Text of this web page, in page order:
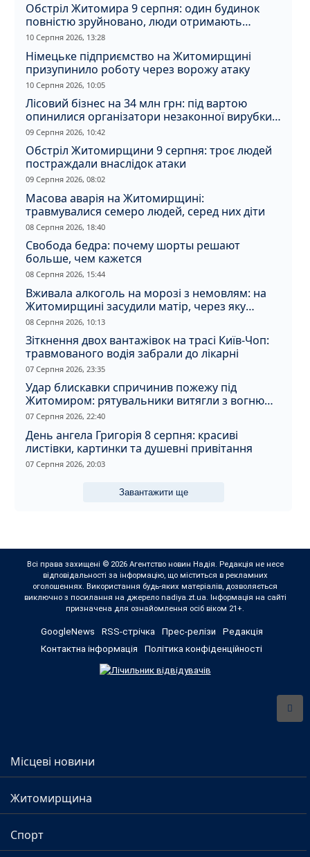
Обстріл Житомира 9 серпня: один будинок
повністю зруйновано, люди отримають
компенсацію
10 Серпня 2026, 13:28
Німецьке підприємство на Житомирщині
призупинило роботу через ворожу атаку
10 Серпня 2026, 10:05
Лісовий бізнес на 34 млн грн: під вартою
опинилися організатори незаконної вирубки
на Житомирщині
09 Серпня 2026, 10:42
Обстріл Житомирщини 9 серпня: троє людей
постраждали внаслідок атаки
09 Серпня 2026, 08:02
Масова аварія на Житомирщині:
травмувалися семеро людей, серед них діти
08 Серпня 2026, 18:40
Свобода бедра: почему шорты решают
больше, чем кажется
08 Серпня 2026, 15:44
Вживала алкоголь на морозі з немовлям: на
Житомирщині засудили матір, через яку
дитина отримала обмороження
08 Серпня 2026, 10:13
Зіткнення двох вантажівок на трасі Київ-Чоп:
травмованого водія забрали до лікарні
07 Серпня 2026, 23:35
Удар блискавки спричинив пожежу під
Житомиром: рятувальники витягли з вогню
кота
07 Серпня 2026, 22:40
День ангела Григорія 8 серпня: красиві
листівки, картинки та душевні привітання
07 Серпня 2026, 20:03
Завантажити ще
Всі права захищені © 2026 Агентство новин Надія. Редакція не несе
відповідальності за інформацію, що міститься в рекламних
оголошеннях. Використання будь-яких матеріалів, дозволяється
виключно з посилання на джерело nadiya.zt.ua. Інформація на сайті
призначена для ознайомлення осіб віком 21+.
GoogleNews RSS-стрічка Прес-релізи
Редакція
Контактна інформація
Політика конфіденційності
Місцеві новини
Житомирщина
Спорт